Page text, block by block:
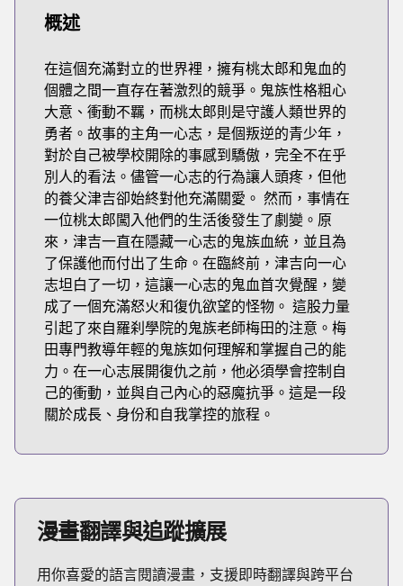
概述
在這個充滿對立的世界裡，擁有桃太郎和鬼血的
個體之間一直存在著激烈的競爭。鬼族性格粗心
大意、衝動不羈，而桃太郎則是守護人類世界的
勇者。故事的主角一心志，是個叛逆的青少年，
對於自己被學校開除的事感到驕傲，完全不在乎
別人的看法。儘管一心志的行為讓人頭疼，但他
的養父津吉卻始終對他充滿關愛。 然而，事情在
一位桃太郎闖入他們的生活後發生了劇變。原
來，津吉一直在隱藏一心志的鬼族血統，並且為
了保護他而付出了生命。在臨終前，津吉向一心
志坦白了一切，這讓一心志的鬼血首次覺醒，變
成了一個充滿怒火和復仇欲望的怪物。 這股力量
引起了來自羅刹學院的鬼族老師梅田的注意。梅
田專門教導年輕的鬼族如何理解和掌握自己的能
力。在一心志展開復仇之前，他必須學會控制自
己的衝動，並與自己內心的惡魔抗爭。這是一段
關於成長、身份和自我掌控的旅程。
漫畫翻譯與追蹤擴展
用你喜愛的語言閱讀漫畫，支援即時翻譯與跨平台